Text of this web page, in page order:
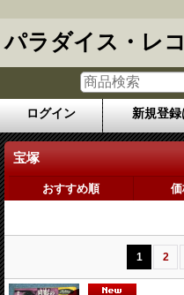
パラダイス・レ
ログイン 新規登
宝塚
おすすめ順
1 2